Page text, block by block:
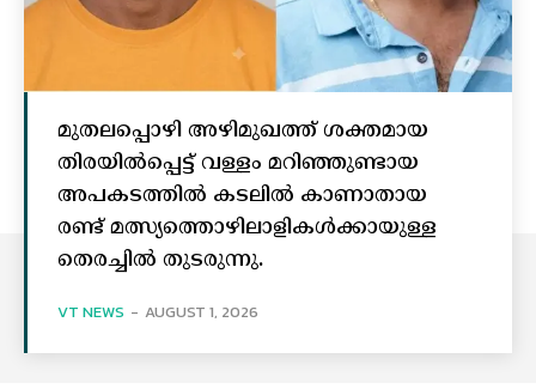
മുതലപ്പൊഴി അഴിമുഖത്ത് ശക്തമായ
തിരയിൽപ്പെട്ട് വള്ളം മറിഞ്ഞുണ്ടായ
അപകടത്തിൽ കടലിൽ കാണാതായ
രണ്ട് മത്സ്യത്തൊഴിലാളികൾക്കായുള്ള
തെരച്ചിൽ തുടരുന്നു.
VT NEWS - AUGUST 1, 2026